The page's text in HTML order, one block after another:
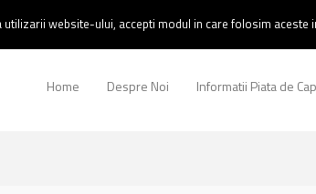
Home Despre Noi Informatii Piata de
website-ului, accepti modul in care folosim aceste